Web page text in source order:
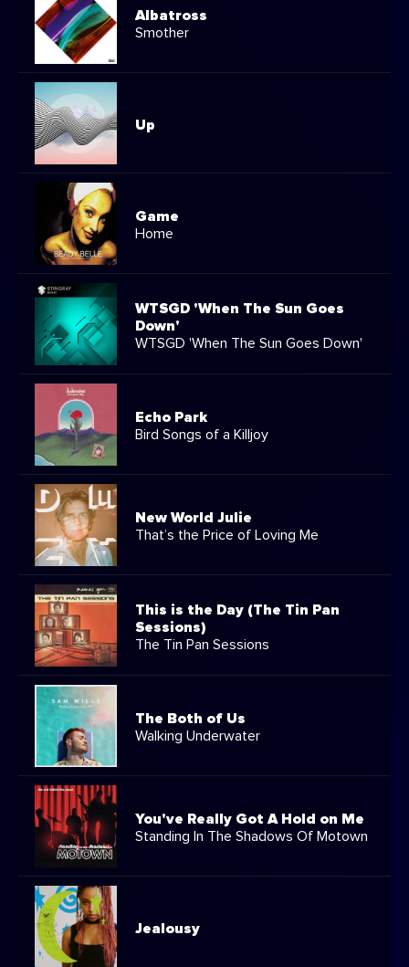
Albatross
Smother
Up
Game
Home
WTSGD 'When The Sun Goes
Down'
WTSGD 'When The Sun Goes Down'
Echo Park
Bird Songs of a Killjoy
New World Julie
That’s the Price of Loving Me
This is the Day (The Tin Pan
Sessions)
The Tin Pan Sessions
The Both of Us
Walking Underwater
You've Really Got A Hold on Me
Standing In The Shadows Of Motown
Jealousy